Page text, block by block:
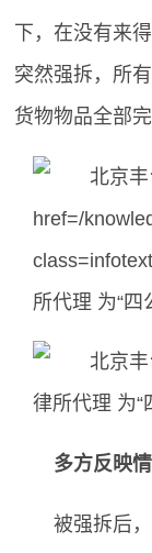
下，在没有来
突然强拆，所
货物物品全部
多方反映
被强拆后